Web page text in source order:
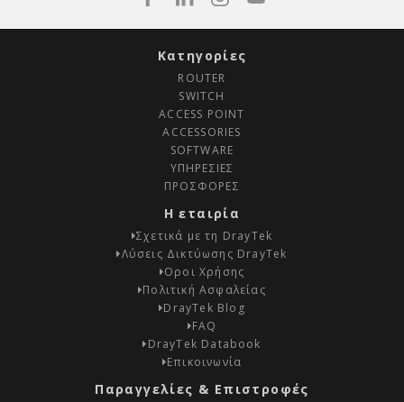
Κατηγορίες
ROUTER
SWITCH
ACCESS POINT
ACCESSORIES
SOFTWARE
ΥΠΗΡΕΣΙΕΣ
ΠΡΟΣΦΟΡΕΣ
Η εταιρία
Σχετικά με τη DrayTek
Λύσεις Δικτύωσης DrayTek
Οροι Χρήσης
Πολιτική Ασφαλείας
DrayTek Blog
FAQ
DrayTek Databook
Επικοινωνία
Παραγγελίες & Επιστροφές